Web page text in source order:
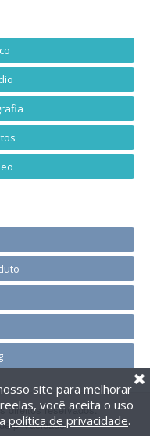
direitos reservados.
privacidade
site para melhorar
você aceita o uso
política de privacidade.